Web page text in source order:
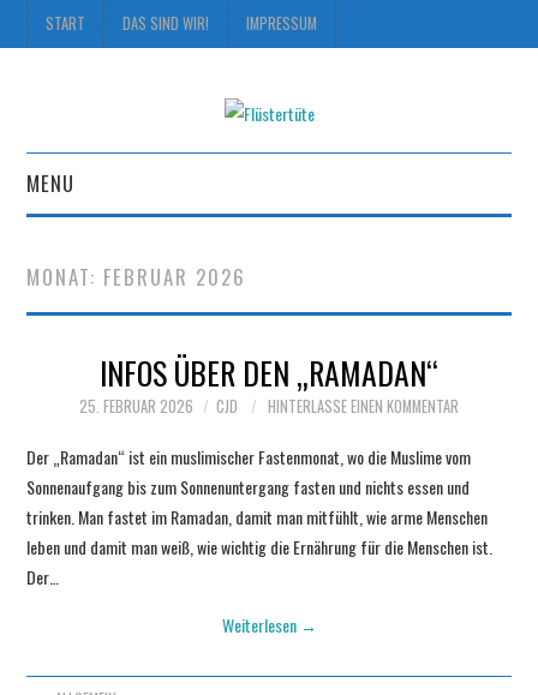
START DAS SIND WIR! IMPRESSUM
MENU
DAS SIND WIR!
IMPRESSUM
MONAT: FEBRUAR 2026
INFOS ÜBER DEN „RAMADAN“
25. FEBRUAR 2026 CJD HINTERLASSE EINEN KOMMENTAR
Der „Ramadan“ ist ein muslimischer Fastenmonat, wo die Muslime vom
Sonnenaufgang bis zum Sonnenuntergang fasten und nichts essen und
trinken. Man fastet im Ramadan, damit man mitfühlt, wie arme Menschen
leben und damit man weiß, wie wichtig die Ernährung für die Menschen ist.
Der…
Weiterlesen →